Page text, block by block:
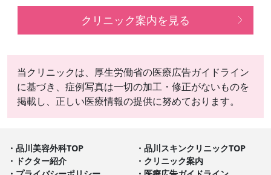
クリニック案内を見る
当クリニックは、厚生労働省の医療広告ガイドライン
に基づき、症例写真は一切の加工・修正がないものを
掲載し、正しい医療情報の提供に努めております。
品川美容外科TOP
品川スキンクリニックTOP
ドクター紹介
クリニック案内